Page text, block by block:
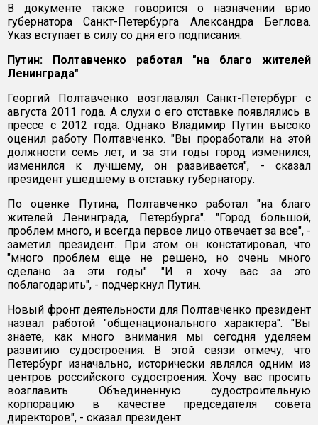
В документе также говорится о назначении врио
губернатора Санкт-Петербурга Александра Беглова.
Указ вступает в силу со дня его подписания.
Путин: Полтавченко работал "на благо жителей
Ленинграда"
Георгий Полтавченко возглавлял Санкт-Петербург с
августа 2011 года. А слухи о его отставке появлялись в
прессе с 2012 года. Однако Владимир Путин высоко
оценил работу Полтавченко. "Вы проработали на этой
должности семь лет, и за эти годы город изменился,
изменился к лучшему, он развивается", - сказал
президент ушедшему в отставку губернатору.
По оценке Путина, Полтавченко работал "на благо
жителей Ленинграда, Петербурга". "Город большой,
проблем много, и всегда первое лицо отвечает за все", -
заметил президент. При этом он констатировал, что
"много проблем еще не решено, но очень много
сделано за эти годы". "И я хочу вас за это
поблагодарить", - подчеркнул Путин.
Новый фронт деятельности для Полтавченко президент
назвал работой "общенационального характера". "Вы
знаете, как много внимания мы сегодня уделяем
развитию судостроения. В этой связи отмечу, что
Петербург изначально, исторически являлся одним из
центров российского судостроения. Хочу вас просить
возглавить Объединенную судостроительную
корпорацию в качестве председателя совета
директоров", - сказал президент.